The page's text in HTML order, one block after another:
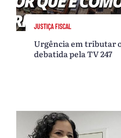
JUSTIÇA FISCAL
Urgência em tributar
debatida pela TV 247